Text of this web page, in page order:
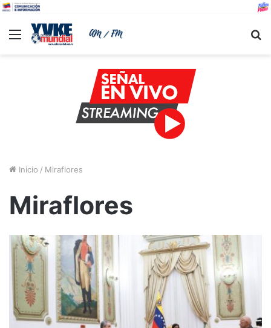
Menu
Inicio / Miraflores
Miraflores